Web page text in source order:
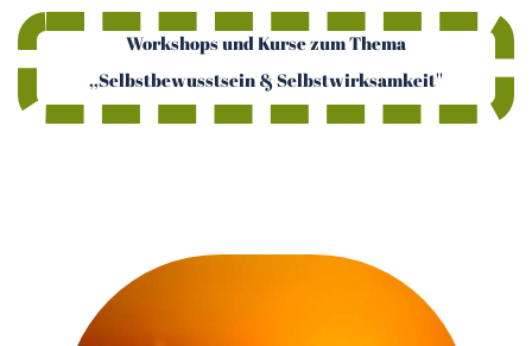
Workshops und Kurse zum Thema
,,Selbstbewusstsein & Selbstwirksamkeit''